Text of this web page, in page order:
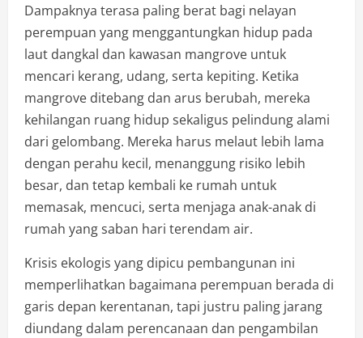
Dampaknya terasa paling berat bagi nelayan
perempuan yang menggantungkan hidup pada
laut dangkal dan kawasan mangrove untuk
mencari kerang, udang, serta kepiting. Ketika
mangrove ditebang dan arus berubah, mereka
kehilangan ruang hidup sekaligus pelindung alami
dari gelombang. Mereka harus melaut lebih lama
dengan perahu kecil, menanggung risiko lebih
besar, dan tetap kembali ke rumah untuk
memasak, mencuci, serta menjaga anak-anak di
rumah yang saban hari terendam air.
Krisis ekologis yang dipicu pembangunan ini
memperlihatkan bagaimana perempuan berada di
garis depan kerentanan, tapi justru paling jarang
diundang dalam perencanaan dan pengambilan